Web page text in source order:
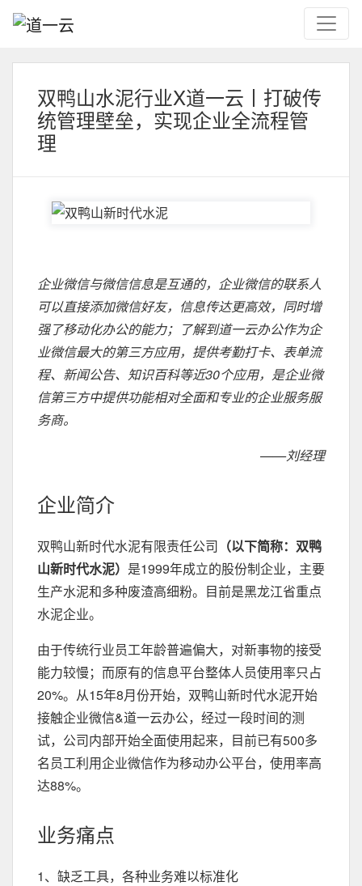
双鸭山水泥行业X道一云丨打破传
统管理壁垒，实现企业全流程管
理
企业微信与微信信息是互通的，企业微信的联系人
可以直接添加微信好友，信息传达更高效，同时增
强了移动化办公的能力；了解到道一云办公作为企
业微信最大的第三方应用，提供考勤打卡、表单流
程、新闻公告、知识百科等近30个应用，是企业微
信第三方中提供功能相对全面和专业的企业服务服
务商。
——刘经理
企业简介
双鸭山新时代水泥有限责任公司 （以下简称：双鸭
山新时代水泥） 是1999年成立的股份制企业，主要
生产水泥和多种废渣高细粉。目前是黑龙江省重点
水泥企业。
由于传统行业员工年龄普遍偏大，对新事物的接受
能力较慢；而原有的信息平台整体人员使用率只占
20%。从15年8月份开始，双鸭山新时代水泥开始
接触企业微信&道一云办公，经过一段时间的测
试，公司内部开始全面使用起来，目前已有500多
名员工利用企业微信作为移动办公平台，使用率高
达88%。
业务痛点
1、缺乏工具，各种业务难以标准化